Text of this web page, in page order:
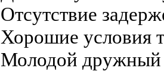
Отсутствие
Хорошие условия
Молодой дружный